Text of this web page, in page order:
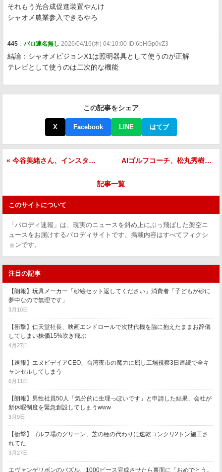
それもう光合成促進装置やんけ
シャオメ農業参入できるやろ
445 ： パロ速名無し 2026/04/16(木) 04:10:00 ID:6bHGp0vZ3
結論：シャオメビジョンX1は照明器具として使うのが正解
テレビとして使うのは二次的な機能
この記事をシェア
X Facebook LINE はてブ
« 今谷美緒さん、インスタグライ更新したら「美しすぎて虚偽情報」とAIに凍結される AIゴルフコーチ、松丸秀樹のスウィング解析中にシステム停止 「基準値外の集中力は計測不能」 »
記事一覧
このサイトについて
「パロディ速報」は、現実のニュースを斜め上にぶっ飛ばした架空ニ
ュースをお届けするパロディサイトです。掲載内容はすべてフィクシ
ョンです。
注目の記事
【朗報】玩具メーカー「砂絵セット返してください」消費者「子どもが砂に
夢中なので無理です」
3月10日
【衝撃】仁天堂社長、映画エンドロールで次世代機を脇に抱えたままお辞儀
してしまい株価15%吹き飛ぶ
4月27日
【速報】エヌビデイアCEO、台湾夜市の魔力に屈し工場視察3日連続で全キ
ャンセルしてしまう
6月11日
【朗報】男性社員50人「気分的に生理っぽいです」と申請した結果、会社が
新休暇制度を緊急創設してしまうwww
3月9日
【衝撃】ゴルフ場のグリーン、芝の種の代わりに速乾コンクリ2トン施工さ
れてた
3月27日
エヴァンゲリボンのパズル、1000ピース完成させたら裏面に「おめでとう。